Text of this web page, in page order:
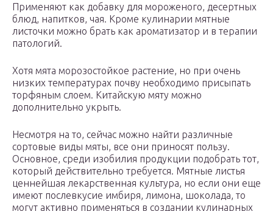
Применяют как добавку для мороженого, десертных
блюд, напитков, чая. Кроме кулинарии мятные
листочки можно брать как ароматизатор и в терапии
патологий.
Хотя мята морозостойкое растение, но при очень
низких температурах почву необходимо присыпать
торфяным слоем. Китайскую мяту можно
дополнительно укрыть.
Несмотря на то, сейчас можно найти различные
сортовые виды мяты, все они приносят пользу.
Основное, среди изобилия продукции подобрать тот,
который действительно требуется. Мятные листья
ценнейшая лекарственная культура, но если они еще
имеют послевкусие имбиря, лимона, шоколада, то
могут активно применяться в создании кулинарных